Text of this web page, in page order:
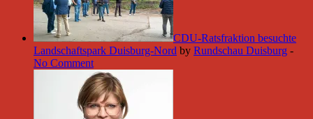
CDU-Ratsfraktion besuchte
Landschaftspark Duisburg-Nord by Rundschau Duisburg -
No Comment